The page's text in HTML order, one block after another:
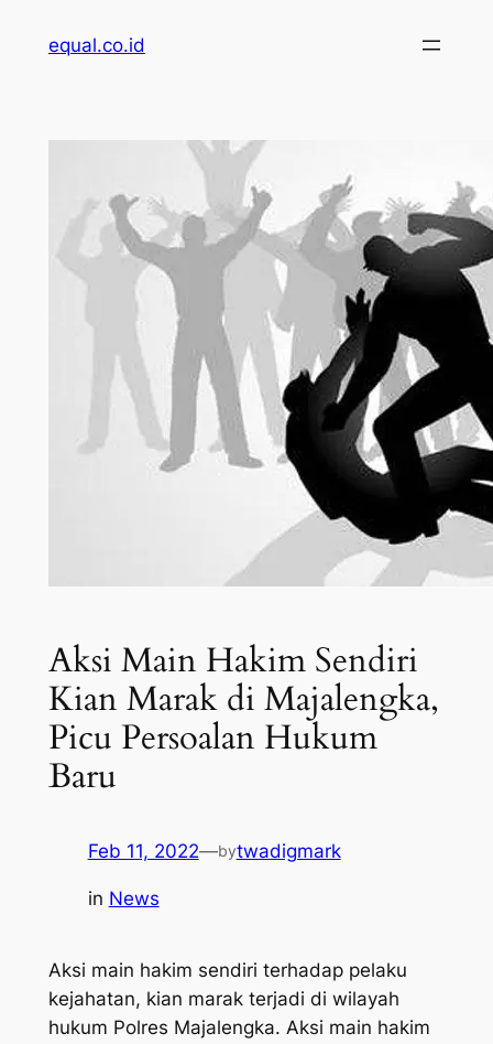
equal.co.id
Aksi Main Hakim Sendiri
Kian Marak di Majalengka,
Picu Persoalan Hukum
Baru
Feb 11, 2022—bytwadigmark
in News
Aksi main hakim sendiri terhadap pelaku
kejahatan, kian marak terjadi di wilayah
hukum Polres Majalengka. Aksi main hakim